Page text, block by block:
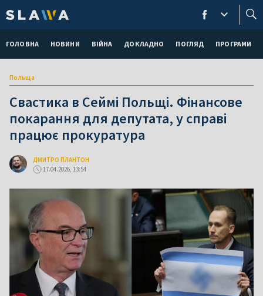
ГОЛОВНА НОВИНИ ВІЙНА ДОКЛАДНО ПОГЛЯД ПРОГРАМИ
Польща
Свастика в Сеймі Польщі. Фінансове
покарання для депутата, у справі
працює прокуратура
ДМИТРО ПЛАНТОН
17.04.2026, 13:54